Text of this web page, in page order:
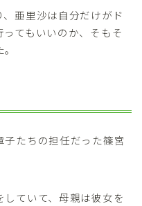
亜里沙は自分だけがド
てもいいのか、そもそ
子たちの担任だった篠宮
ていて、母親は彼女を